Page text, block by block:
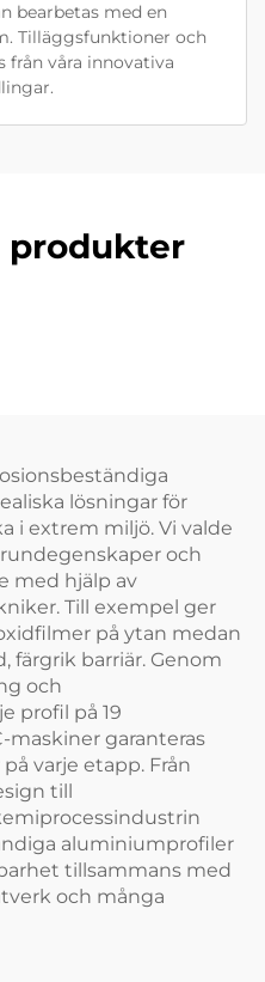
bearbetas med en
Tilläggsfunktioner och
från våra innovativa
produkter
lösningar för
i extrem miljö. Vi valde
och
med hjälp av
Till exempel ger
på ytan medan
färgrik barriär. Genom
och
profil på 19
maskiner garanteras
varje etapp. Från
till
aluminiumprofiler
tillsammans med
och många